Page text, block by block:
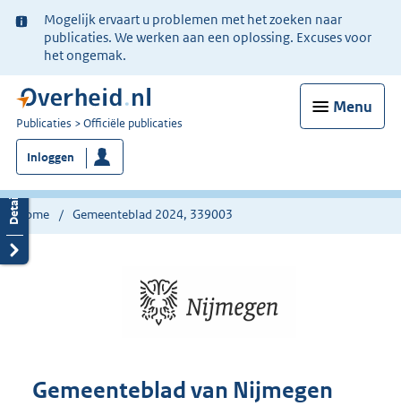
Ter
informatie:
Mogelijk ervaart u problemen met het zoeken naar
publicaties. We werken aan een oplossing. Excuses voor
het ongemak.
Menu
U
bent
nu
hier:
Publicaties Officiële publicaties
Inloggen
Home Gemeenteblad 2024, 339003
Gemeenteblad van Nijmegen